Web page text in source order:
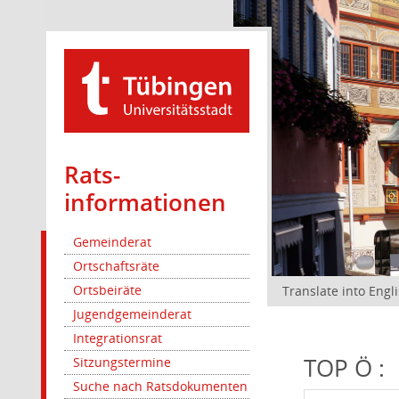
Rats­
informationen
Gemeinderat
Ortschaftsräte
Ortsbeiräte
Jugendgemeinderat
Integrationsrat
Sitzungstermine
Suche nach Ratsdokumenten
Translate into
TOP Ö :